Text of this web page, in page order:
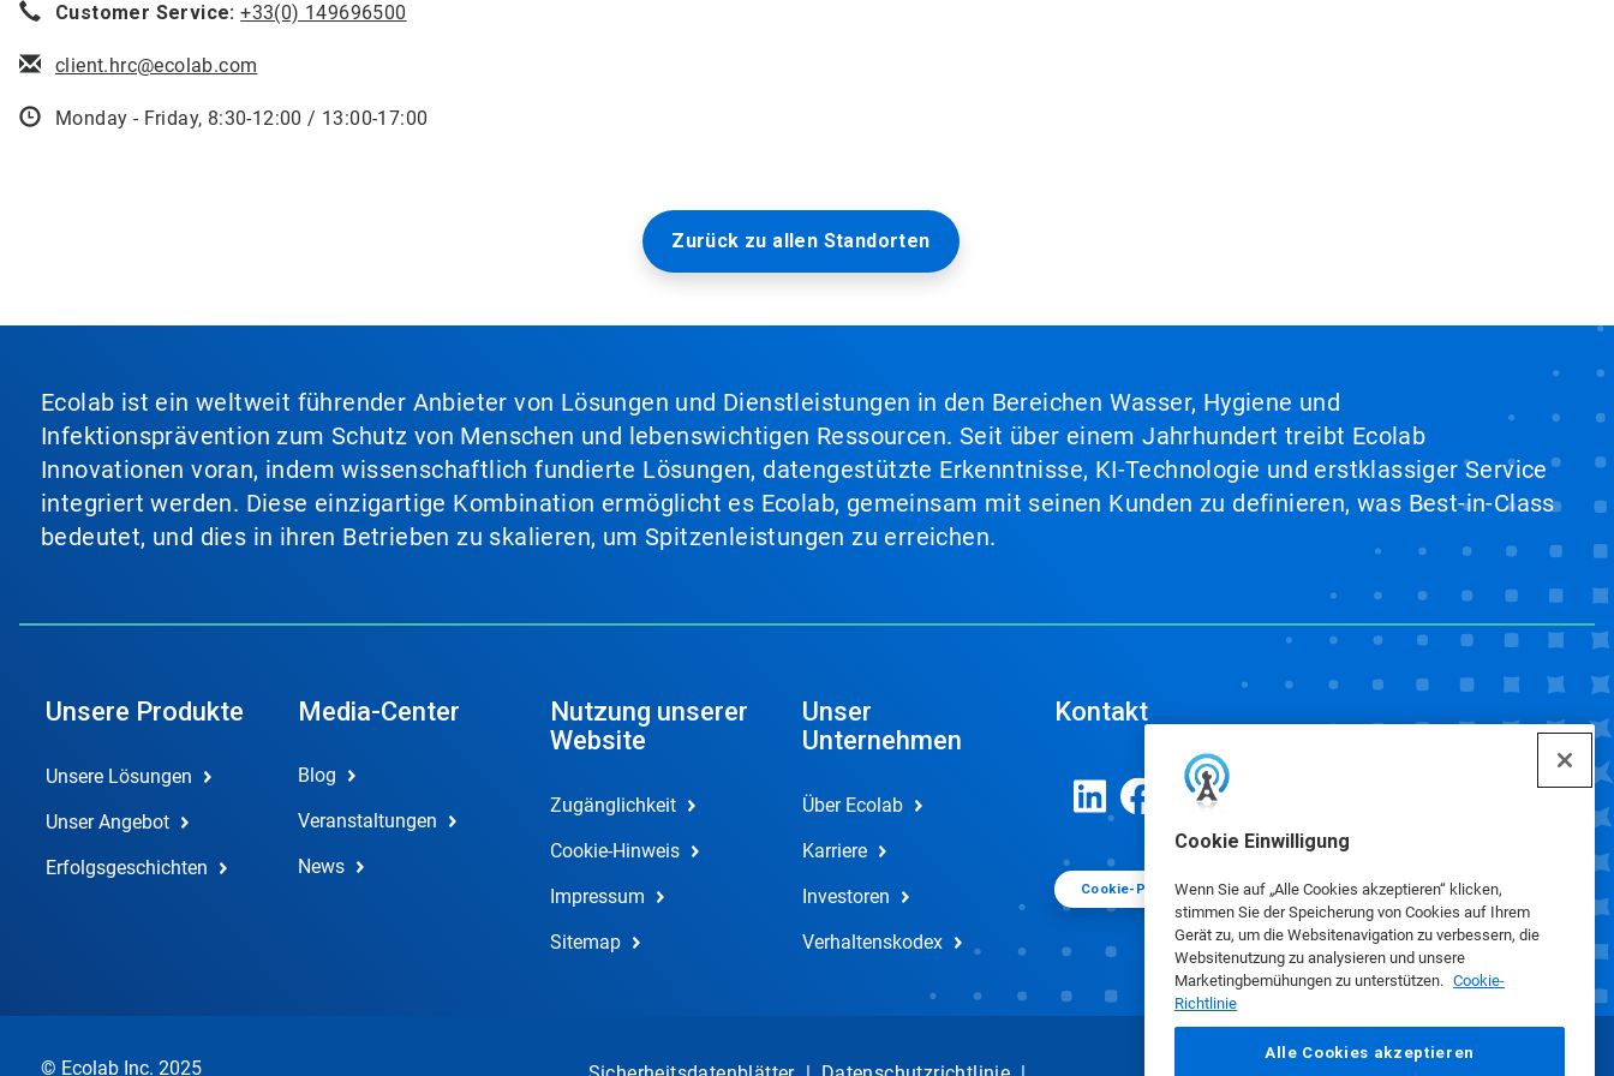
Cookie Einwilligung
Wenn Sie auf „Alle Cookies akzeptieren“ klicken,
stimmen Sie der Speicherung von Cookies auf Ihrem
Gerät zu, um die Websitenavigation zu verbessern, die
Websitenutzung zu analysieren und unsere
Marketingbemühungen zu unterstützen. Cookie-
Richtlinie
Alle Cookies akzeptieren
Customer Service: +33(0) 149696500
client.hrc@ecolab.com
Monday - Friday, 8:30-12:00 / 13:00-17:00
Zurück zu allen Standorten
Ecolab ist ein weltweit führender Anbieter von Lösungen und Dienstleistungen in den Bereichen Wasser, Hygiene und
Infektionsprävention zum Schutz von Menschen und lebenswichtigen Ressourcen. Seit über einem Jahrhundert treibt Ecolab
Innovationen voran, indem wissenschaftlich fundierte Lösungen, datengestützte Erkenntnisse, KI-Technologie und erstklassiger Service
integriert werden. Diese einzigartige Kombination ermöglicht es Ecolab, gemeinsam mit seinen Kunden zu definieren, was Best-in-Class
bedeutet, und dies in ihren Betrieben zu skalieren, um Spitzenleistungen zu erreichen.
Unsere Produkte
Unsere Lösungen
Unser Angebot
Erfolgsgeschichten
Media-Center
Blog
Veranstaltungen
News
Nutzung unserer
Website
Zugänglichkeit
Cookie-Hinweis
Impressum
Sitemap
Unser
Unternehmen
Über Ecolab
Karriere
Investoren
Verhaltenskodex
Kontakt
Cookie-Präferenzen
© Ecolab Inc. 2025